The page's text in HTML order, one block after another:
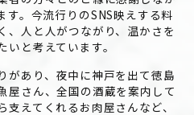
す。今流行りのSNS映えする料
、人と人がつながり、温かさを
と考えています。
があり、夜中に神戸を出て徳島
屋さん、全国の酒蔵を案内して
えてくれるお肉屋さんなど、